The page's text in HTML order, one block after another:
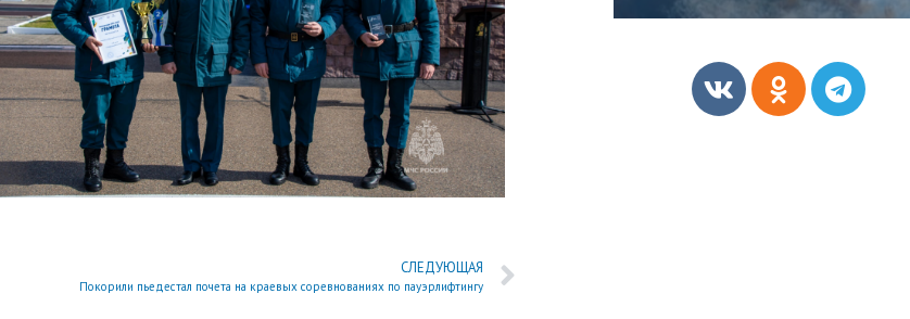
СЛЕДУЮЩАЯ
Покорили пьедестал почета на краевых соревнованиях по пауэрлифтингу